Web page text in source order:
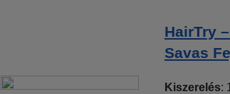
HairTry
Savas
Kiszerelés: